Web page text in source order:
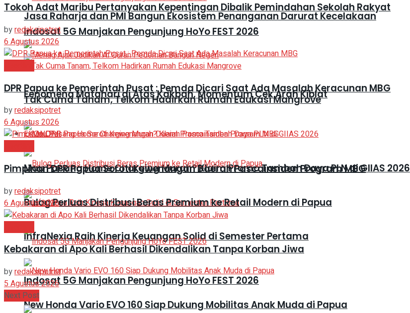
Indosat 5G Manjakan Pengunjung HoYo FEST 2026
Tak Cuma Tanam, Telkom Hadirkan Rumah Edukasi Mangrove
Mau Pasang Home Charging Murah? Klaim Promo Tambah Daya PLN di GIIAS 2026
InfraNexia Raih Kinerja Keuangan Solid di Semester Pertama
New Honda Vario EVO 160 Siap Dukung Mobilitas Anak Muda di Papua
Jasa Raharja dan PMI Bangun Ekosistem Penanganan Darurat Kecelakaan
Fenomena Matahari di Atas Kakbah, Momentum Cek Arah Kiblat
EKONOMI
Bulog Perluas Distribusi Beras Premium ke Retail Modern di Papua
Indosat 5G Manjakan Pengunjung HoYo FEST 2026
Tokoh Adat Maribu Pertanyakan Kepentingan Dibalik Pemindahan Sekolah Rakyat
byredaksipotret
6 Agustus 2026
DPR Papua ke Pemerintah Pusat : Pemda Dicari Saat Ada Masalah Keracunan MBG
byredaksipotret
6 Agustus 2026
Pimpinan DPR Papua Soroti Kewenangan Daerah Pascainsiden Program MBG
byredaksipotret
6 Agustus 2026
Kebakaran di Apo Kali Berhasil Dikendalikan Tanpa Korban Jiwa
byredaksipotret
5 Agustus 2026
Next Post